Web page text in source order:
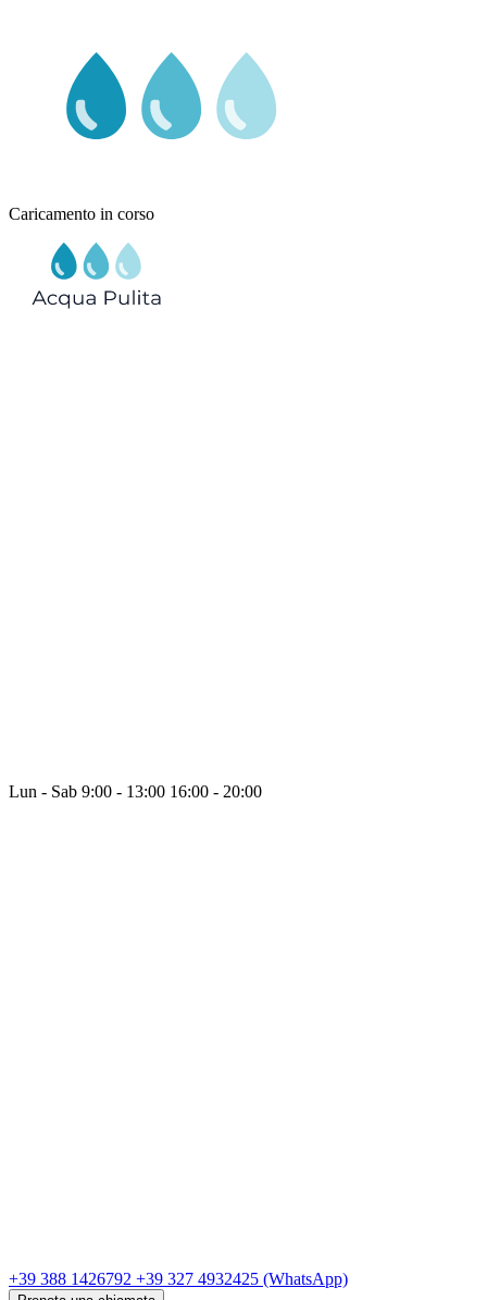
Caricamento in corso
Lun - Sab 9:00 - 13:00 16:00 - 20:00
+39 388 1426792 +39 327 4932425 (WhatsApp)